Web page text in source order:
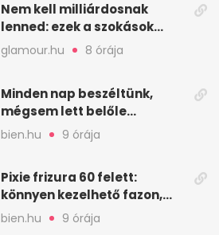
Nem kell milliárdosnak
lenned: ezek a szokások
lassítják az öregedést
glamour.hu 8 órája
Minden nap beszéltünk,
mégsem lett belőle
kapcsolat – mi fáj ennyire?
bien.hu 9 órája
Pixie frizura 60 felett:
könnyen kezelhető fazon,
ami karaktert ad
bien.hu 9 órája